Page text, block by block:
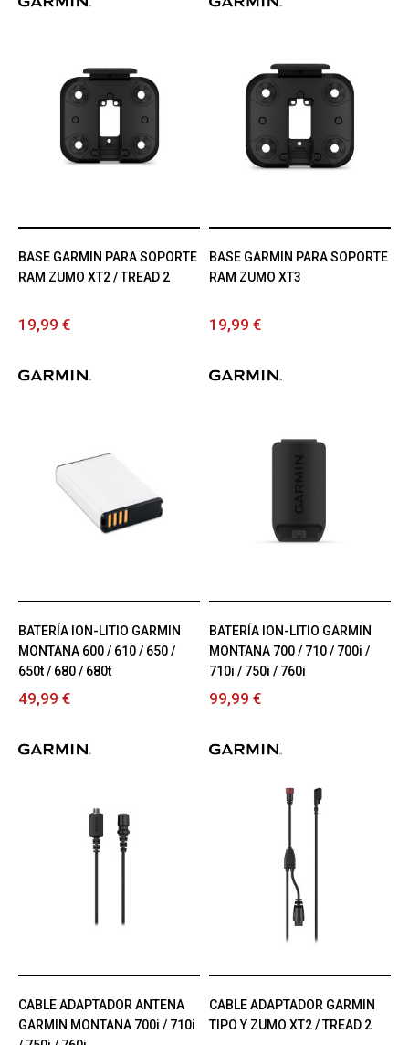
BASE GARMIN PARA SOPORTE
RAM ZUMO XT2 / TREAD 2
19,99 €
BASE GARMIN PARA SOPORTE
RAM ZUMO XT3
19,99 €
BATERÍA ION-LITIO GARMIN
MONTANA 600 / 610 / 650 /
650t / 680 / 680t
49,99 €
BATERÍA ION-LITIO GARMIN
MONTANA 700 / 710 / 700i /
710i / 750i / 760i
99,99 €
CABLE ADAPTADOR ANTENA
GARMIN MONTANA 700i / 710i
CABLE ADAPTADOR GARMIN
TIPO Y ZUMO XT2 / TREAD 2